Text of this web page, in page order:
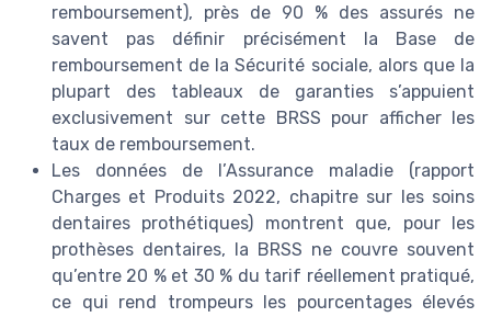
remboursement), près de 90 % des assurés ne
savent pas définir précisément la Base de
remboursement de la Sécurité sociale, alors que la
plupart des tableaux de garanties s’appuient
exclusivement sur cette BRSS pour afficher les
taux de remboursement.
Les données de l’Assurance maladie (rapport
Charges et Produits 2022, chapitre sur les soins
dentaires prothétiques) montrent que, pour les
prothèses dentaires, la BRSS ne couvre souvent
qu’entre 20 % et 30 % du tarif réellement pratiqué,
ce qui rend trompeurs les pourcentages élevés